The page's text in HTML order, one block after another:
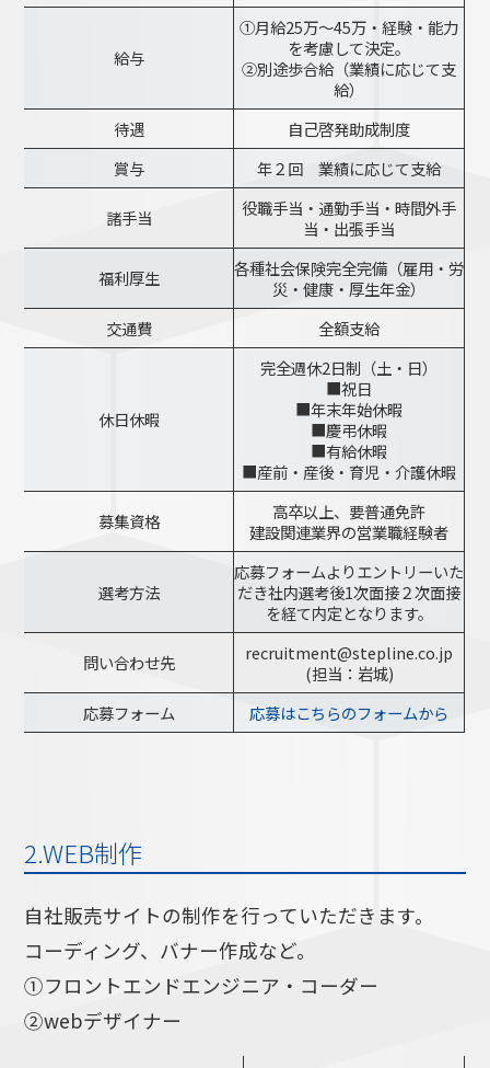
給与
①月給25万～45万・経験・能力
を考慮して決定。
②別途歩合給（業績に応じて支
給）
待遇
自己啓発助成制度
賞与
年２回 業績に応じて支給
諸手当
役職手当・通勤手当・時間外手
当・出張手当
福利厚生
各種社会保険完全完備（雇用・労
災・健康・厚生年金）
交通費
全額支給
休日休暇
完全週休2日制（土・日）
■祝日
■年末年始休暇
■慶弔休暇
■有給休暇
■産前・産後・育児・介護休暇
募集資格
高卒以上、要普通免許
建設関連業界の営業職経験者
選考方法
応募フォームよりエントリーいた
だき社内選考後1次面接２次面接
を経て内定となります。
問い合わせ先
recruitment@stepline.co.jp
(担当：岩城)
応募フォーム
応募はこちらのフォームから
2.WEB制作
自社販売サイトの制作を行っていただきます。
コーディング、バナー作成など。
①フロントエンドエンジニア・コーダー
②webデザイナー